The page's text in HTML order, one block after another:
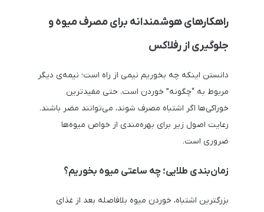
راهکارهای هوشمندانه برای مصرف میوه و
جلوگیری از رفلاکس
دانستن اینکه چه بخوریم نیمی از راه است؛ نیمه‌ی دیگر
مربوط به “چگونه” خوردن است. حتی مفیدترین
خوراکی‌ها اگر اشتباه مصرف شوند، می‌توانند مضر باشند.
رعایت اصول زیر برای بهره‌مندی از خواص میوه‌ها
ضروری است.
زمان‌بندی طلایی؛ چه ساعتی میوه بخوریم؟
بزرگترین اشتباه، خوردن میوه بلافاصله بعد از غذای